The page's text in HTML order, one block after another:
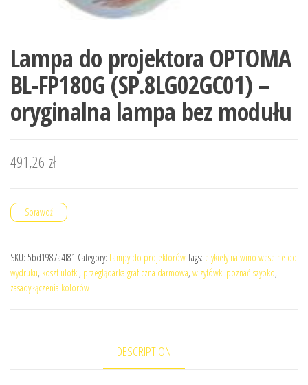
Lampa do projektora OPTOMA
BL-FP180G (SP.8LG02GC01) –
oryginalna lampa bez modułu
491,26 zł
Sprawdź
SKU: 5bd1987a4f81 Category: Lampy do projektorówTags: etykiety na wino weselne do
wydruku, koszt ulotki, przeglądarka graficzna darmowa, wizytówki poznań szybko,
zasady łączenia kolorów
DESCRIPTION